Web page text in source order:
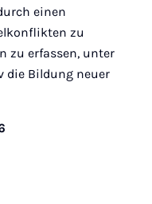
einen
zu
zu erfassen, unter
die Bildung neuer